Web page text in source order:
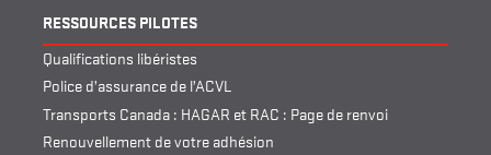
RESSOURCES PILOTES
Qualifications libéristes
Police d’assurance de l’ACVL
Transports Canada : HAGAR et RAC : Page de renvoi
Renouvellement de votre adhésion